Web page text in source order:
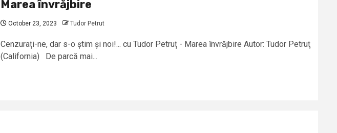
Marea învrăjbire
October 23, 2023 Tudor Petrut
Cenzurați-ne, dar s-o știm și noi!... cu Tudor Petruț - Marea învrăjbire Autor: Tudor Petruţ
(California) De parcă mai...